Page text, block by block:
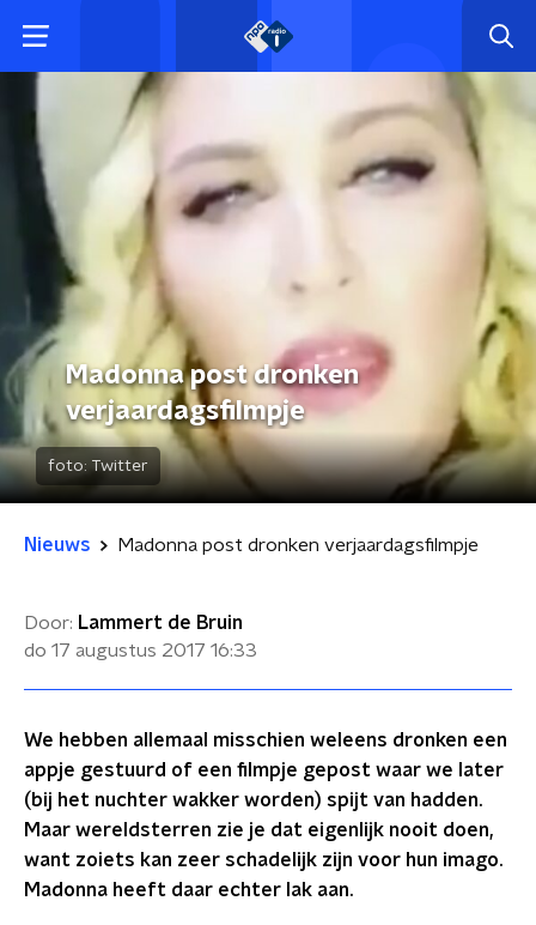
Madonna post dronken
verjaardagsfilmpje
foto: Twitter
Nieuws Madonna post dronken verjaardagsfilmpje
Door: Lammert de Bruin
do 17 augustus 2017 16:33
We hebben allemaal misschien weleens dronken een
appje gestuurd of een filmpje gepost waar we later
(bij het nuchter wakker worden) spijt van hadden.
Maar wereldsterren zie je dat eigenlijk nooit doen,
want zoiets kan zeer schadelijk zijn voor hun imago.
Madonna heeft daar echter lak aan.